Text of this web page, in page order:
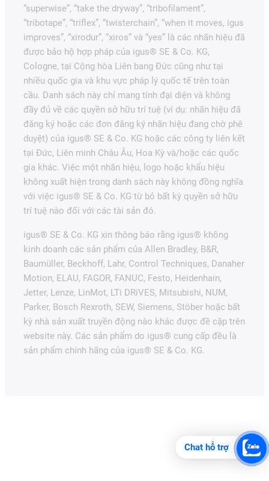
“superwise”, “take the dryway”, “tribofilament”,
“tribotape”, “triflex”, “twisterchain”, “when it moves, igus
improves”, “xirodur”, “xiros” và “yes” là các nhãn hiệu đã
được bảo hộ hợp pháp của igus® SE & Co. KG,
Cologne, tại Cộng hòa Liên bang Đức cũng như tại
nhiều quốc gia và khu vực pháp lý quốc tế trên toàn
cầu. Danh sách này chỉ mang tính đại diện và không
đầy đủ về các quyền sở hữu trí tuệ (ví dụ: nhãn hiệu đã
đăng ký hoặc các đơn đăng ký nhãn hiệu đang chờ phê
duyệt) của igus® SE & Co. KG hoặc các công ty liên kết
tại Đức, Liên minh Châu Âu, Hoa Kỳ và/hoặc các quốc
gia khác. Việc một nhãn hiệu, logo hoặc khẩu hiệu
không xuất hiện trong danh sách này không đồng nghĩa
với việc igus® SE & Co. KG từ bỏ bất kỳ quyền sở hữu
trí tuệ nào đối với các tài sản đó.
igus® SE & Co. KG xin thông báo rằng igus® không
kinh doanh các sản phẩm của Allen Bradley, B&R,
Baumüller, Beckhoff, Lahr, Control Techniques, Danaher
Motion, ELAU, FAGOR, FANUC, Festo, Heidenhain,
Jetter, Lenze, LinMot, LTi DRiVES, Mitsubishi, NUM,
Parker, Bosch Rexroth, SEW, Siemens, Stöber hoặc bất
kỳ nhà sản xuất truyền động nào khác được đề cập trên
website này. Các sản phẩm do igus® cung cấp đều là
sản phẩm chính hãng của igus® SE & Co. KG.
Chat hỗ trợ